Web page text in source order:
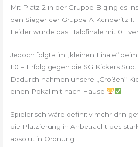
Mit Platz 2 in der Gruppe B ging es
den Sieger der Gruppe A Könderitz I.
Leider wurde das Halbfinale mit 0:1
Jedoch folgte im „kleinen Finale“
1:0 – Erfolg gegen die SG Kickers Süd.
Dadurch nahmen unsere „Großen“
einen Pokal mit nach Hause
Spielerisch wäre definitiv mehr drin
die Platzierung in Anbetracht des
absolut in Ordnung.